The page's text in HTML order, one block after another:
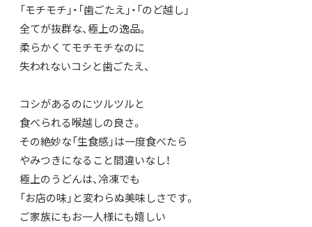
「モチモチ」・「歯ごたえ」・「のど越し」
全てが抜群な、極上の逸品。
柔らかくてモチモチなのに
失われないコシと歯ごたえ、
コシがあるのにツルツルと
食べられる喉越しの良さ。
その絶妙な「生食感」は一度食べたら
やみつきになること間違いなし！
極上のうどんは、冷凍でも
「お店の味」と変わらぬ美味しさです。
ご家族にもお一人様にも嬉しい